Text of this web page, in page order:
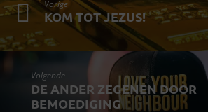
Vorige
KOM TOT JEZUS!
Volgende
DE ANDER ZEGENEN DOOR
BEMOEDIGING